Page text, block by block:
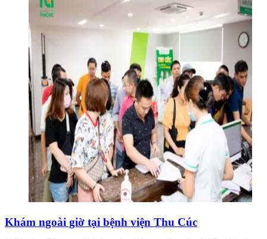
Khám ngoài giờ tại bệnh viện Thu Cúc